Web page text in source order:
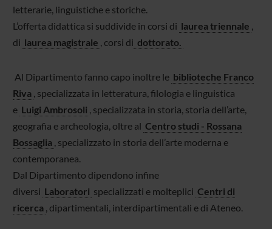
letterarie, linguistiche e storiche.
L’offerta didattica si suddivide in corsi di laurea triennale ,
di laurea magistrale , corsi di dottorato.
Al Dipartimento fanno capo inoltre le biblioteche Franco
Riva , specializzata in letteratura, filologia e linguistica
e Luigi Ambrosoli , specializzata in storia, storia dell’arte,
geografia e archeologia, oltre al Centro studi - Rossana
Bossaglia , specializzato in storia dell’arte moderna e
contemporanea.
Dal Dipartimento dipendono infine
diversi Laboratori specializzati e molteplici Centri di
ricerca , dipartimentali, interdipartimentali e di Ateneo.